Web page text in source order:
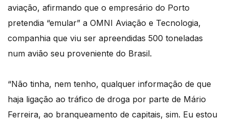
aviação, afirmando que o empresário do Porto
pretendia “emular” a OMNI Aviação e Tecnologia,
companhia que viu ser apreendidas 500 toneladas
num avião seu proveniente do Brasil.
“Não tinha, nem tenho, qualquer informação de que
haja ligação ao tráfico de droga por parte de Mário
Ferreira, ao branqueamento de capitais, sim. Eu estou